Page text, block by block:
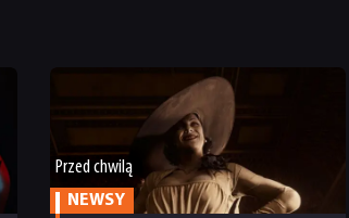
Przed chwilą
NEWSY